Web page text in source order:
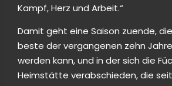
Kampf, Herz und Arbeit.“
Damit geht eine Saison zuende,
beste der vergangenen zehn
werden kann, und in der sich die
Heimstätte verabschieden, die